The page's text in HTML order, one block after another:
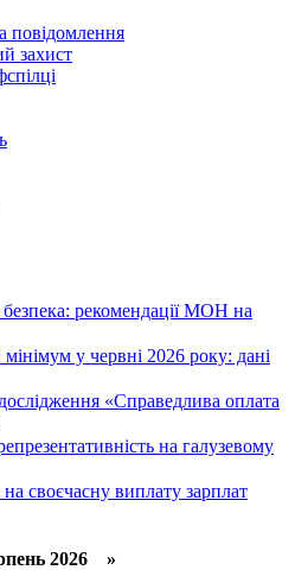
повідомлення
захист
рекомендації МОН на
у червні 2026 року: дані
«Справедлива оплата
на галузевому
своєчасну виплату зарплат
2026 »